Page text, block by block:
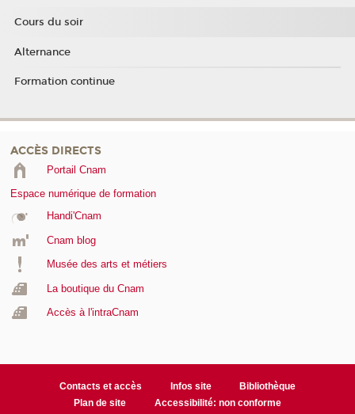
Cours du soir
Alternance
Formation continue
ACCÈS DIRECTS
Portail Cnam
Espace numérique de formation
Handi'Cnam
Cnam blog
Musée des arts et métiers
La boutique du Cnam
Accès à l'intraCnam
Contacts et accès Infos site
Bibliothèque
Plan de site
Accessibilité: non conforme